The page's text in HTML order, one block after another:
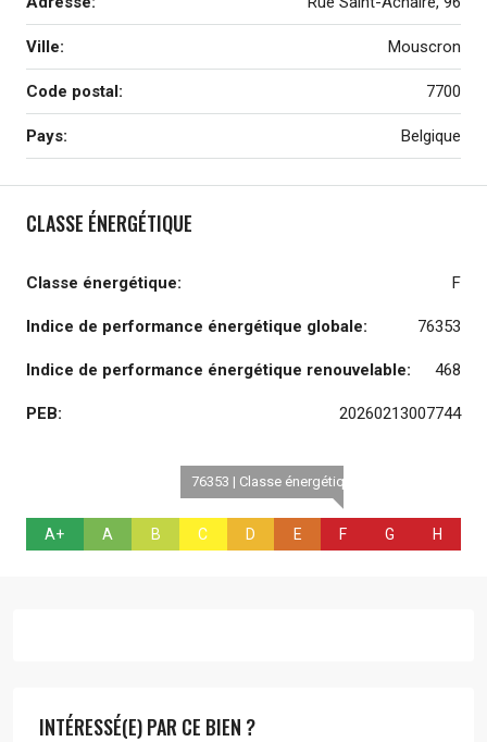
Ville: Mouscron
Code postal: 7700
Pays: Belgique
CLASSE ÉNERGÉTIQUE
Classe énergétique: F
Indice de performance énergétique globale: 76353
Indice de performance énergétique renouvelable: 468
PEB: 20260213007744
A+ A B C D E
76353 | Classe énergétique F
F G H
INTÉRESSÉ(E) PAR CE BIEN ?